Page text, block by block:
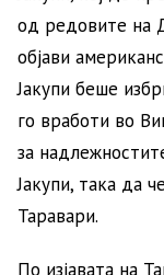
од редовите на
објави
Јакупи беше
го вработи во
за
Јакупи, така да
Таравари.
По изјавата на